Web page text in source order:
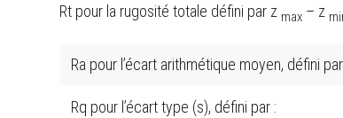
Rt pour la rugosité totale défini par z max – z
Ra pour l’écart arithmétique moyen, défini
Rq pour l’écart type (s), défini par :